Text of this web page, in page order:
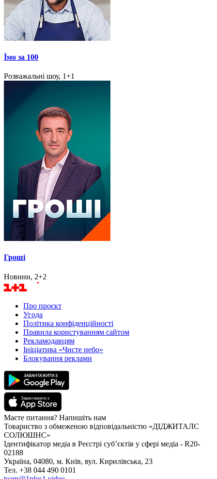
Їмо за 100
Розважальні шоу, 1+1
Гроші
Новини, 2+2
Про проєкт
Угода
Політика конфіденційності
Правила користуванням сайтом
Рекламодавцям
Ініціатива «Чисте небо»
Блокування реклами
Маєте питання? Напишіть нам
Товариство з обмеженою відповідальністю «ДІДЖИТАЛС
СОЛЮШНС»
Ідентифікатор медіа в Реєстрі суб’єктів у сфері медіа - R20-
02188
Україна, 04080, м. Київ, вул. Кирилівська, 23
Тел. +38 044 490 0101